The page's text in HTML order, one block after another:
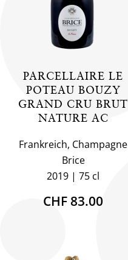
PARCELLAIRE LE
POTEAU BOUZY
GRAND CRU BRUT
NATURE AC
Frankreich, Champagne
Brice
2019
75 cl
CHF 83.00